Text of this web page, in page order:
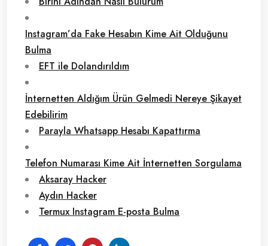
Instagram’da Fake Hesabın Kime Ait Olduğunu
Bulma
EFT ile Dolandırıldım
İnternetten Aldığım Ürün Gelmedi Nereye Şikayet
Edebilirim
Parayla Whatsapp Hesabı Kapattırma
Telefon Numarası Kime Ait İnternetten Sorgulama
Aksaray Hacker
Aydın Hacker
Termux Instagram E-posta Bulma